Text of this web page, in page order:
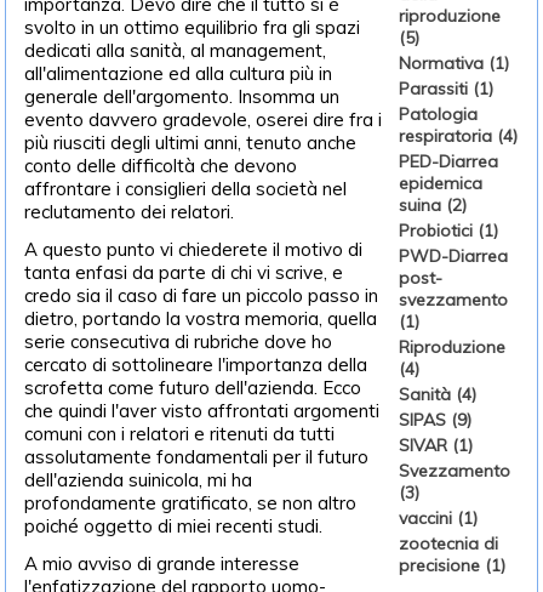
importanza. Devo dire che il tutto si è
svolto in un ottimo equilibrio fra gli spazi
dedicati alla sanità, al management,
all'alimentazione ed alla cultura più in
generale dell'argomento. Insomma un
evento davvero gradevole, oserei dire fra i
più riusciti degli ultimi anni, tenuto anche
conto delle difficoltà che devono
affrontare i consiglieri della società nel
reclutamento dei relatori.
A questo punto vi chiederete il motivo di
tanta enfasi da parte di chi vi scrive, e
credo sia il caso di fare un piccolo passo in
dietro, portando la vostra memoria, quella
serie consecutiva di rubriche dove ho
cercato di sottolineare l'importanza della
scrofetta come futuro dell'azienda. Ecco
che quindi l'aver visto affrontati argomenti
comuni con i relatori e ritenuti da tutti
assolutamente fondamentali per il futuro
dell'azienda suinicola, mi ha
profondamente gratificato, se non altro
poiché oggetto di miei recenti studi.
A mio avviso di grande interesse
l'enfatizzazione del rapporto uomo-
riproduzione
(5)
Normativa (1)
Parassiti (1)
Patologia
respiratoria (4)
PED-Diarrea
epidemica
suina (2)
Probiotici (1)
PWD-Diarrea
post-
svezzamento
(1)
Riproduzione
(4)
Sanità (4)
SIPAS (9)
SIVAR (1)
Svezzamento
(3)
vaccini (1)
zootecnia di
precisione (1)